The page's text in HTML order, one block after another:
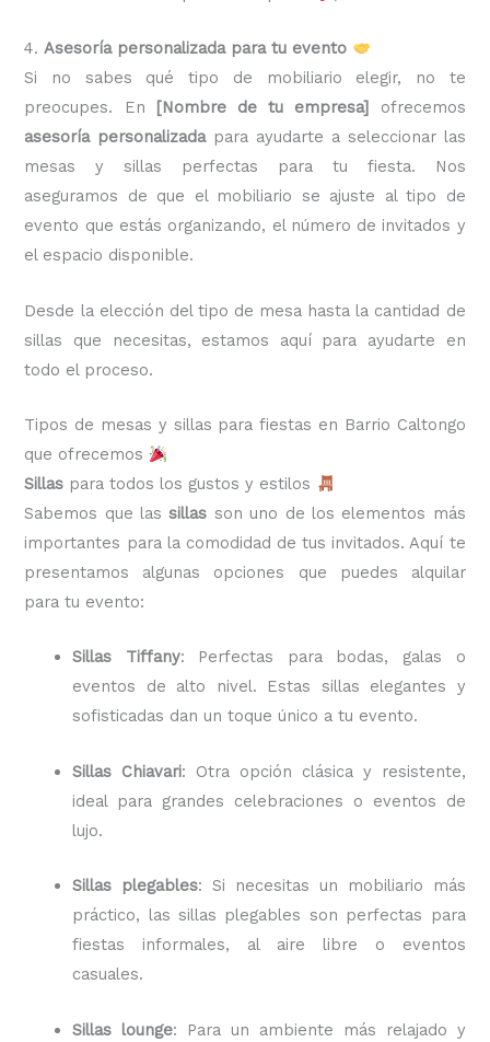
4.Asesoría personalizada para tu evento
Si no sabes qué tipo de mobiliario elegir, no te
preocupes. En
[Nombre de tu empresa]
ofrecemos
asesoría personalizadapara ayudarte a seleccionar las
mesas y sillas perfectas para tu fiesta. Nos
aseguramos de que el mobiliario se ajuste al tipo de
evento que estás organizando, el número de invitados y
el espacio disponible.
Desde la elección del tipo de mesa hasta la cantidad de
sillas que necesitas, estamos aquí para ayudarte en
todo el proceso.
Tipos de mesas y sillas para fiestas en Barrio Caltongo
que ofrecemos
Sillas para todos los gustos y estilos
Sabemos que lassillas son uno de los elementos más
importantes para la comodidad de tus invitados. Aquí te
presentamos algunas opciones que puedes alquilar
para tu evento:
Sillas Tiffany: Perfectas para bodas, galas o
eventos de alto nivel. Estas sillas elegantes y
sofisticadas dan un toque único a tu evento.
Sillas Chiavari: Otra opción clásica y resistente,
ideal para grandes celebraciones o eventos de
lujo.
Sillas plegables: Si necesitas un mobiliario más
práctico, las sillas plegables son perfectas para
fiestas informales, al aire libre o eventos
casuales.
Sillas lounge: Para un ambiente más relajado y